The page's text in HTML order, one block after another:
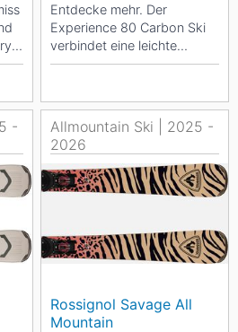
Entdecke mehr. Der
Experience 80 Carbon Ski
verbindet eine leichte
Konstruktion und die
Kantenkontrolle...
-
Allmountain Ski | 2025 -
2026
Rossignol Savage All
Mountain